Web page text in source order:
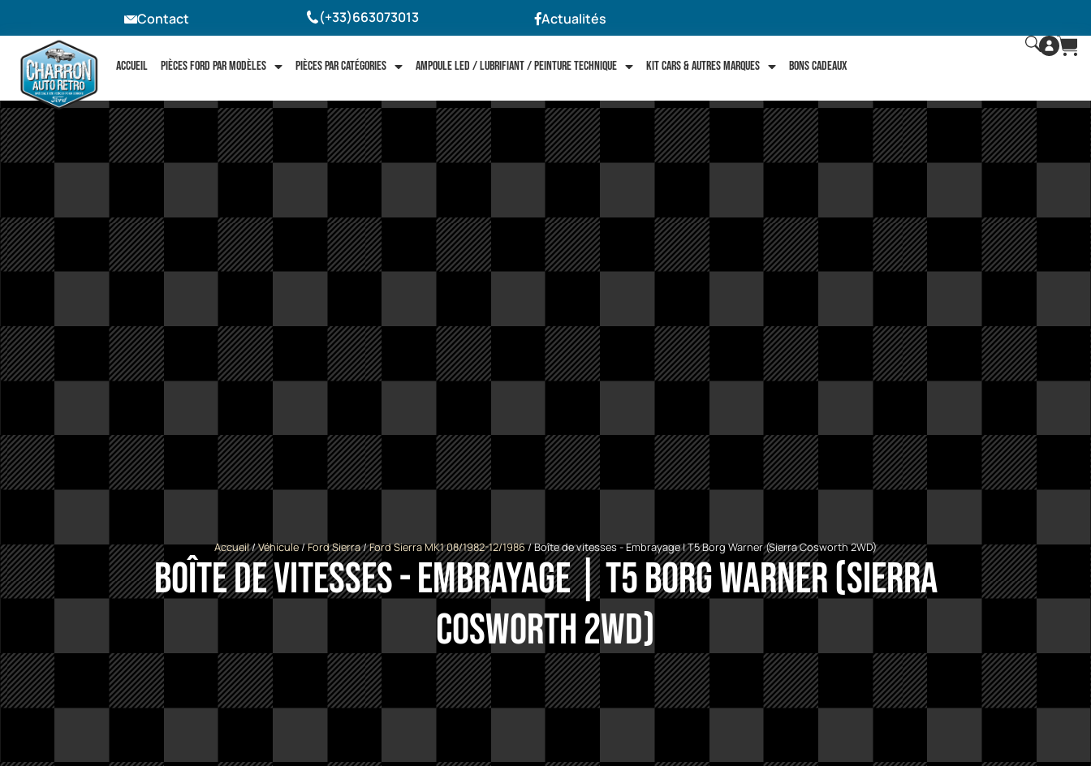
Contact (+33)663073013 Actualités
Accueil Pièces Ford par modèles Pièces par catégories Ampoule LED / Lubrifiant / Peinture technique Kit cars & autres marques Bons Cadeaux
Accueil/Véhicule/Ford Sierra/Ford Sierra MK1 08/1982-12/1986/ Boîte de vitesses - Embrayage | T5 Borg Warner (Sierra Cosworth 2WD)
Boîte de vitesses - Embrayage | T5 Borg Warner (Sierra
Cosworth 2WD)